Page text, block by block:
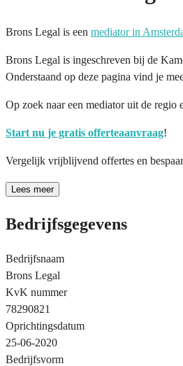
Brons Legal is een mediator in
Brons Legal is ingeschreven bij de
Onderstaand op deze pagina vind je
Op zoek naar een mediator uit de
Start nu je gratis offerteaanvraag!
Vergelijk vrijblijvend offertes en
Lees meer
Bedrijfsgegevens
Bedrijfsnaam
Brons Legal
KvK nummer
78290821
Oprichtingsdatum
25-06-2020
Bedrijfsvorm